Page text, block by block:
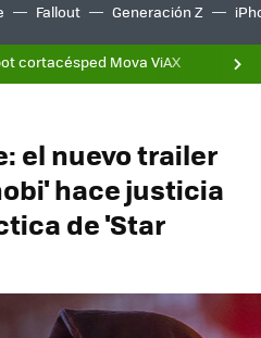
Fallout Generación Z
cortacésped Mova ViAX
el nuevo trailer
hace justicia
de 'Star